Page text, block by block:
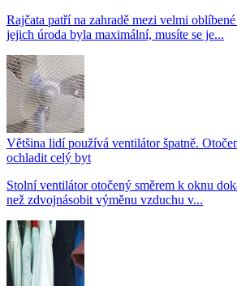
Rajčata patří na zahradě mezi velmi
jejich úroda byla maximální, musíte se je...
Většina lidí používá ventilátor špatně.
ochladit celý byt
Stolní ventilátor otočený směrem k oknu
než zdvojnásobit výměnu vzduchu v...